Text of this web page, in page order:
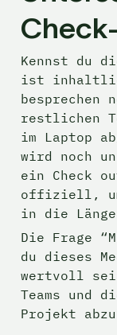
Kennst du
ist
besprechen
restlichen
im Laptop
wird noch
ein Check
offiziell,
in die
Die Frage
du dieses
wertvoll
Teams und
Projekt